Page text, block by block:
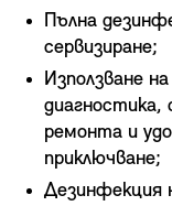
Пълна
сервизиране;
Използване
диагностика,
ремонта и
приключване;
Дезинфекция